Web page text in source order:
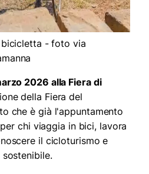
- foto via
2026 alla Fiera di
della Fiera del
che è già l'appuntamento
chi viaggia in bici, lavora
il cicloturismo e